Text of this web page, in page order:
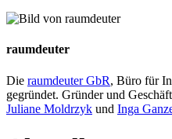
raumdeuter
Die raumdeuter GbR, Büro für
gegründet. Gründer und
Juliane Moldrzyk und Inga